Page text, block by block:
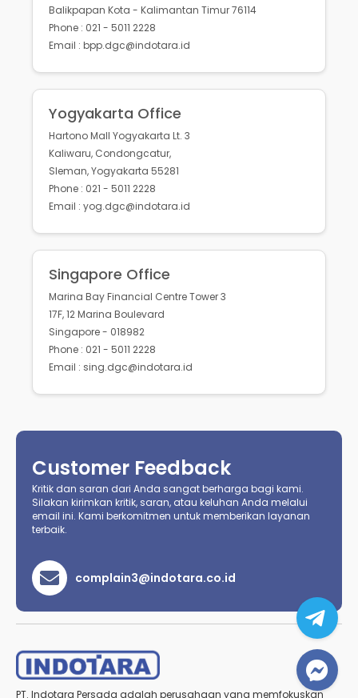
Balikpapan Kota - Kalimantan Timur 76114
Phone : 021 - 5011 2228
Email : bpp.dgc@indotara.id
Yogyakarta Office
Hartono Mall Yogyakarta Lt. 3
Kaliwaru, Condongcatur,
Sleman, Yogyakarta 55281
Phone : 021 - 5011 2228
Email : yog.dgc@indotara.id
Singapore Office
Marina Bay Financial Centre Tower 3
17F, 12 Marina Boulevard
Singapore - 018982
Phone : 021 - 5011 2228
Email : sing.dgc@indotara.id
Customer Feedback
Kritik dan saran dari Anda sangat berharga bagi kami.
Silakan kirimkan kritik, saran, atau keluhan Anda melalui
email ini. Kami berkomitmen untuk memberikan layanan
terbaik.
complain3@indotara.co.id
PT. Indotara Persada adalah perusahaan yang memfokuskan